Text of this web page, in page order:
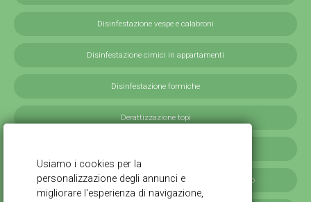
Disinfestazione vespe e calabroni
Disinfestazione cimici in appartamenti
Disinfestazione formiche
Derattizzazione topi
Disinfestazione blatte germaniche in provincia di Milano